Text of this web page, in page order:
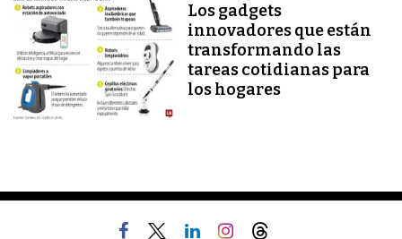
Los gadgets
innovadores que están
transformando las
tareas cotidianas para
los hogares